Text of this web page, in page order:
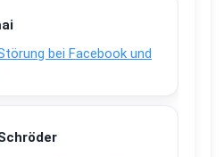
bei Facebook und